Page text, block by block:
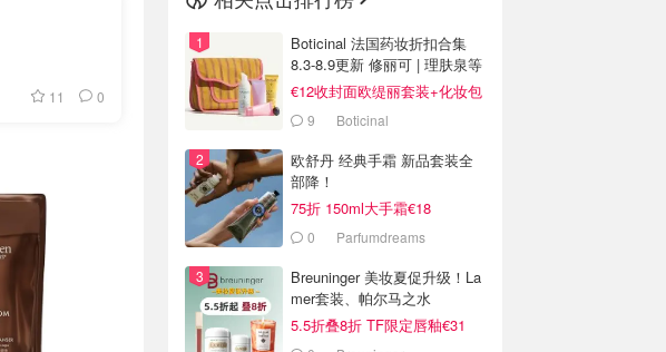
11 0
Boticinal 法国药妆折扣合集
8.3-8.9更新 修丽可 | 理肤泉等
€12收封面欧缇丽套装+化妆包
9 Boticinal
欧舒丹 经典手霜 新品套装全
部降！
75折 150ml大手霜€18
0 Parfumdreams
Breuninger 美妆夏促升级！La
mer套装、帕尔马之水
5.5折叠8折 TF限定唇釉€31